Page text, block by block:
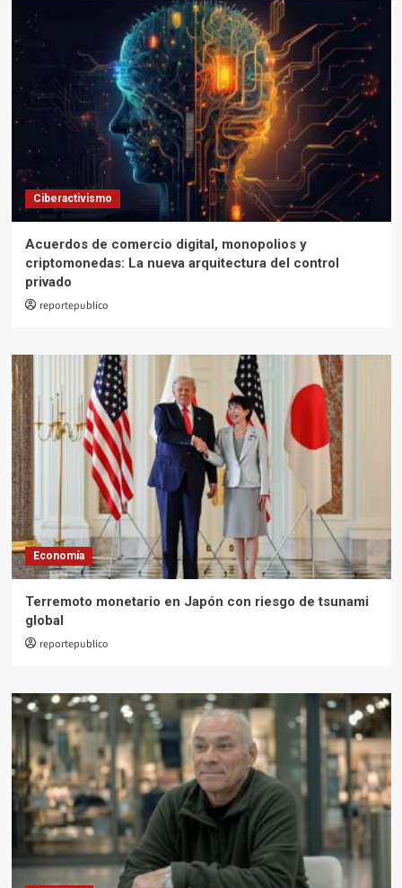
Ciberactivismo
Acuerdos de comercio digital, monopolios y
criptomonedas: La nueva arquitectura del control
privado
reportepublico
Economía
Terremoto monetario en Japón con riesgo de tsunami
global
reportepublico